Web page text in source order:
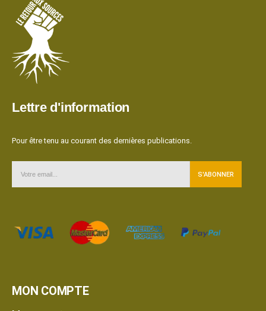
Lettre d'information
Pour être tenu au courant des dernières publications.
MON COMPTE